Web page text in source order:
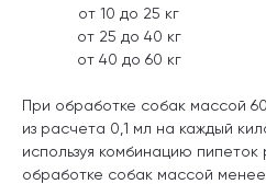
от 10 до 25 кг
от 25 до 40 кг
от 40 до 60 кг
При обработке собак массой
из расчета 0,1 мл на каждый
используя комбинацию
обработке собак массой